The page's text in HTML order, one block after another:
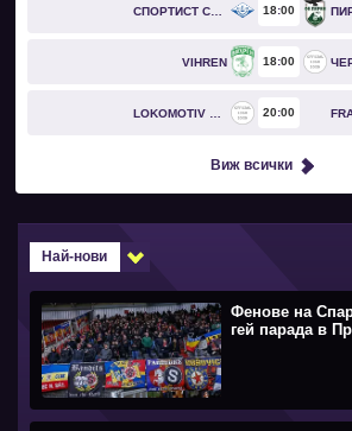
СПОРТИСТ СВОГЕ 18 00
VIHREN 18 00
20 00
Виж всички
Най-нови
Фенове на
гей парада в